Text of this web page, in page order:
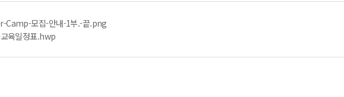
Camp-모집-안내-1부.-끝.png
육일정표.hwp